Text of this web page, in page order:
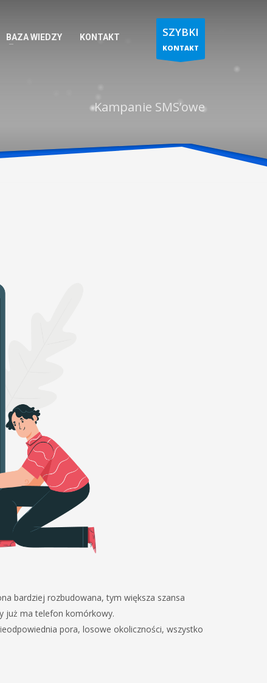
BAZA WIEDZY KONTAKT SZYBKI
KONTAKT
Kampanie SMS’owe
bardziej rozbudowana, tym większa szansa
już ma telefon komórkowy.
pora, losowe okoliczności, wszystko